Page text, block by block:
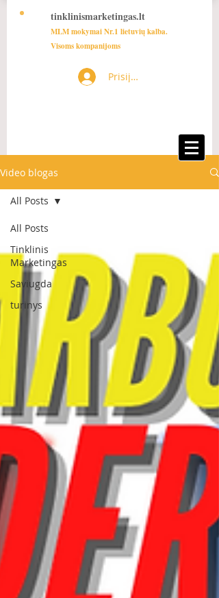
tinklinismarketingas.lt
MLM mokymai Nr.1 lietuvių kalba.
Visoms kompanijoms
Prisijungti
Video blogas
All Posts
Tinklinis
Marketingas
Saviugda
turinys
All Posts